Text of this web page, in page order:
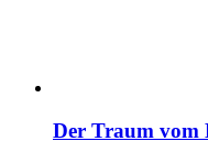
Der Traum vom